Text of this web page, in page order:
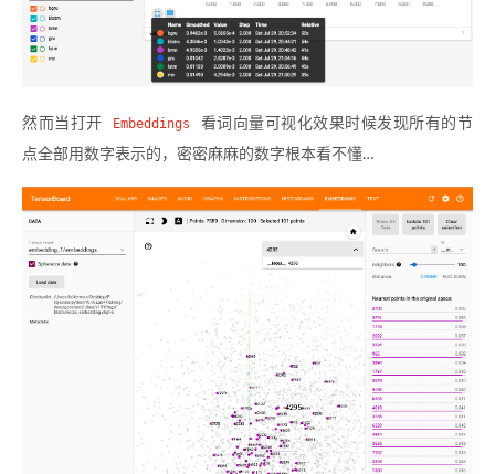
然而当打开 Embeddings
看词向量可视化效果时候发现所有的节
点全部用数字表示的，密密麻麻的数字根本看不懂…